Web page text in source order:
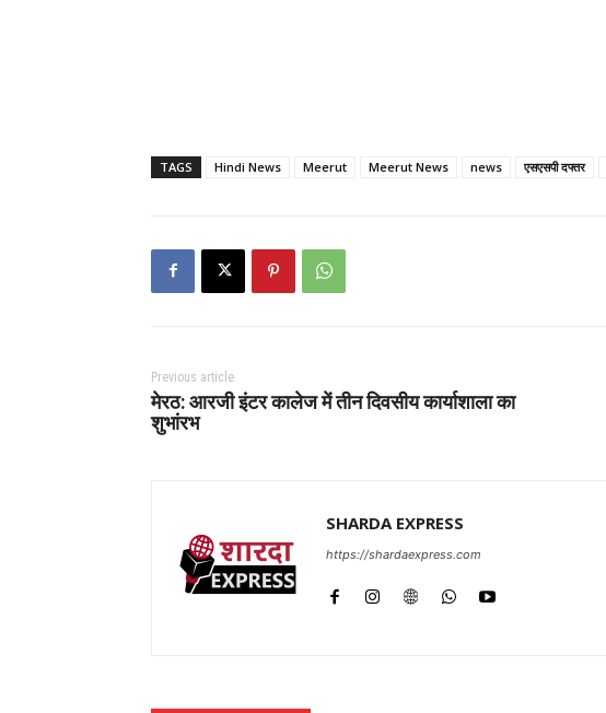
TAGS Hindi News Meerut Meerut News news एसएसपी दफ्तर
Previous article
मेरठ: आरजी इंटर कालेज में तीन दिवसीय कार्याशाला का
शुभांरभ
SHARDA EXPRESS
https://shardaexpress.com